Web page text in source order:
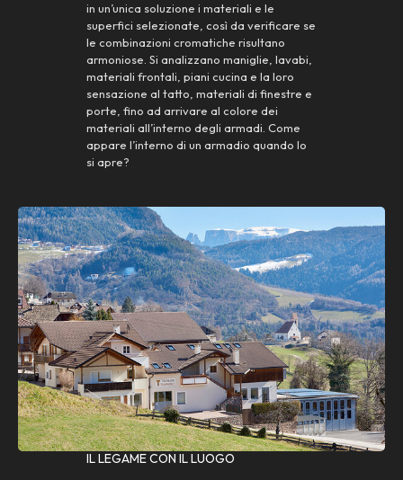
in un’unica soluzione i materiali e le
superfici selezionate, così da verificare se
le combinazioni cromatiche risultano
armoniose. Si analizzano maniglie, lavabi,
materiali frontali, piani cucina e la loro
sensazione al tatto, materiali di finestre e
porte, fino ad arrivare al colore dei
materiali all’interno degli armadi. Come
appare l’interno di un armadio quando lo
si apre?
IL LEGAME CON IL LUOGO